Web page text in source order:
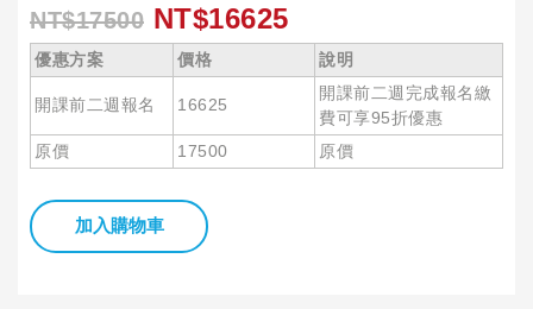
NT$17500 NT$16625
優惠方案 價格 說明
開課前二週報名 16625
開課前二週完成報名繳
費可享95折優惠
原價
17500 原價
加入購物車